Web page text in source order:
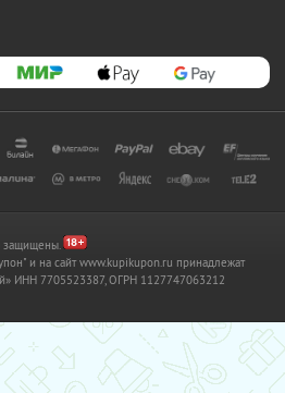
защищены.
и на сайт www.kupikupon.ru принадлежат
ИНН 7705523387, ОГРН 1127747063212